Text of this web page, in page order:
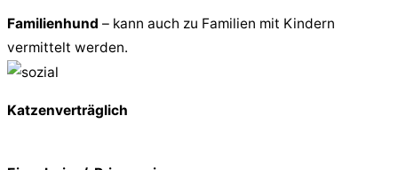
Familienhund – kann auch zu Familien mit Kindern
vermittelt werden.
Katzenverträglich